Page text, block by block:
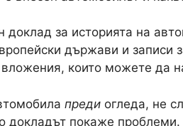
за историята на
държави и записи
които можете да
преди огледа, не
докладът покаже